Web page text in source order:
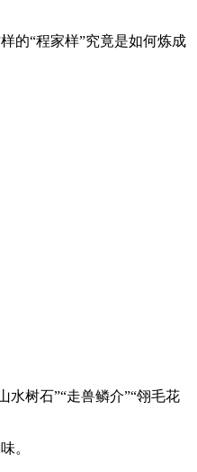
的“程家样”究竟是如何炼成
树石”“走兽鳞介”“翎毛花
。